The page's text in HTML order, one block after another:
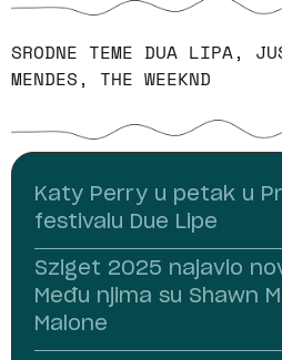
SRODNE TEME DUA LIPA,
MENDES, THE WEEKND
Katy Perry u petak u
festivalu Due Lipe
Sziget 2025 najavio
Među njima su Shawn
Malone